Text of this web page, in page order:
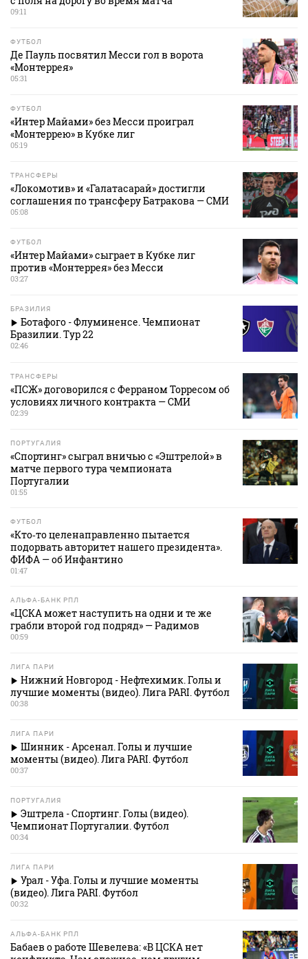
09:11
ФУТБОЛ
Де Пауль посвятил Месси гол в ворота
«Монтеррея»
05:31
ФУТБОЛ
«Интер Майами» без Месси проиграл
«Монтеррею» в Кубке лиг
05:19
ТРАНСФЕРЫ
«Локомотив» и «Галатасарай» достигли
соглашения по трансферу Батракова — СМИ
05:08
ФУТБОЛ
«Интер Майами» сыграет в Кубке лиг
против «Монтеррея» без Месси
03:27
БРАЗИЛИЯ
Ботафого - Флуминенсе. Чемпионат
Бразилии. Тур 22
02:46
ТРАНСФЕРЫ
«ПСЖ» договорился с Ферраном Торресом об
условиях личного контракта — СМИ
02:39
ПОРТУГАЛИЯ
«Спортинг» сыграл вничью с «Эштрелой» в
матче первого тура чемпионата
Португалии
01:55
ФУТБОЛ
«Кто‑то целенаправленно пытается
подорвать авторитет нашего президента».
ФИФА — об Инфантино
01:47
АЛЬФА-БАНК РПЛ
«ЦСКА может наступить на одни и те же
грабли второй год подряд» — Радимов
00:59
ЛИГА ПАРИ
Нижний Новгород - Нефтехимик. Голы и
лучшие моменты (видео). Лига PARI. Футбол
00:38
ЛИГА ПАРИ
Шинник - Арсенал. Голы и лучшие
моменты (видео). Лига PARI. Футбол
00:37
ПОРТУГАЛИЯ
Эштрела - Спортинг. Голы (видео).
Чемпионат Португалии. Футбол
00:34
ЛИГА ПАРИ
Урал - Уфа. Голы и лучшие моменты
(видео). Лига PARI. Футбол
00:32
АЛЬФА-БАНК РПЛ
Бабаев о работе Шевелева: «В ЦСКА нет